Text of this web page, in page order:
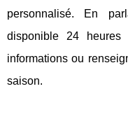
personnalisé. En
disponible 24
informations ou
saison.